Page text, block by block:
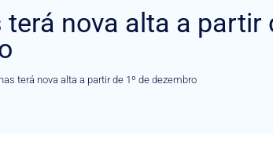
nova alta a partir
terá nova alta a partir de 1º de dezembro